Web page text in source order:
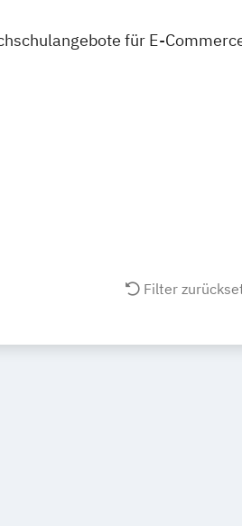
für E-
Filter